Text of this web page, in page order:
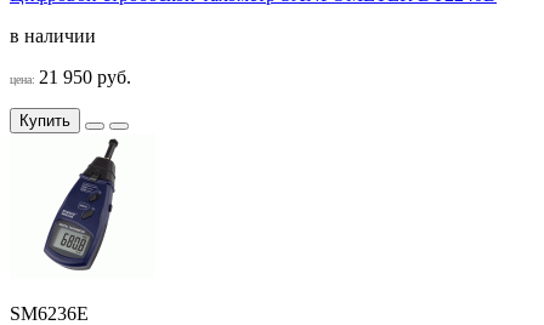
в наличии
цена: 21 950 руб.
Купить
SM6236E